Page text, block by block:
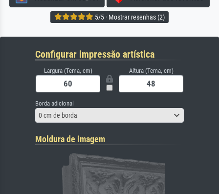
5/5 · Mostrar resenhas (2)
Configurar impressão artística
Largura (Tema, cm) Altura (Tema, cm)
Borda adicional
0 cm de borda
Moldura de imagem